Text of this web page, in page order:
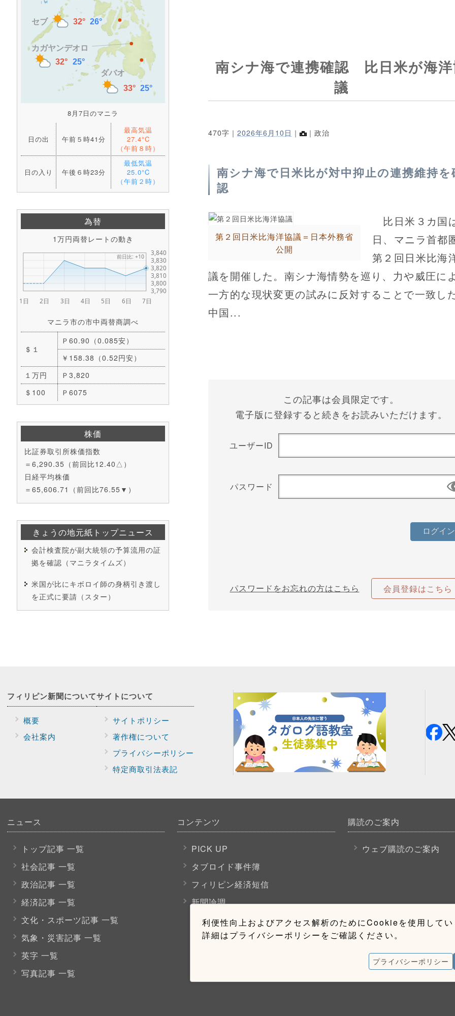
8月7日のマニラ
日の出 午前５時41分
最高気温
27.4°C
（午前８時）
日の入り 午後６時23分
最低気温
25.0°C
（午前２時）
為替
1万円両替レートの動き
マニラ市の市中両替商調べ
＄１
Ｐ60.90（0.085安）
￥158.38（0.52円安）
１万円
Ｐ3,820
＄100
Ｐ6075
株価
比証券取引所株価指数
＝6,290.35（前回比12.40△）
日経平均株価
＝65,606.71（前回比76.55▼）
きょうの地元紙トップニュース
会計検査院が副大統領の予算流用の証
拠を確認（マニラタイムズ）
米国が比にキボロイ師の身柄引き渡し
を正式に要請（スター）
南シナ海で連携確認 比日米が海
議
470字｜ 2026年6月10日 ｜ ｜政治
南シナ海で日米比が対中抑止の連携維持を
認
第２回日米比海洋協議＝日本外務省
公開
比日米３カ国
日、マニラ首都
第２回日米比海
議を開催した。南シナ海情勢を巡り、力や威圧に
一方的な現状変更の試みに反対することで一致し
中国...
この記事は会員限定です。
電子版に登録すると続きをお読みいただけます。
ユーザーID
パスワード
パスワードをお忘れの方はこちら 会員登録はこちら
利便性向上およびアクセス解析のためにCookieを使用して
詳細はプライバシーポリシーをご確認ください。
プライバシーポリシー
フィリピン新聞について
概要
会社案内
サイトについて
サイトポリシー
著作権について
プライバシーポリシー
特定商取引法表記
ニュース
トップ記事 一覧
社会記事 一覧
政治記事 一覧
経済記事 一覧
文化・スポーツ記事 一覧
気象・災害記事 一覧
英字 一覧
写真記事 一覧
コンテンツ
PICK UP
タブロイド事件簿
フィリピン経済短信
新聞論調
購読のご案内
ウェブ購読のご案内